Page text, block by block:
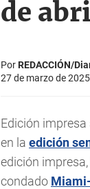
de
PorREDACCIÓN/
27 de marzo de
Edición
en la edición
edición
condado